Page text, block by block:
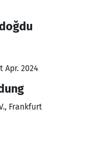
Apr. 2024
Frankfurt